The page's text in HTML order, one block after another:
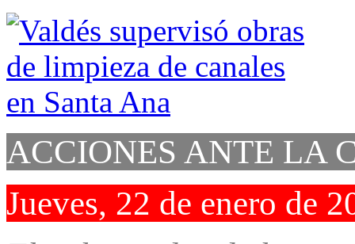
ACCIONES ANTE LA
Jueves, 22 de enero de